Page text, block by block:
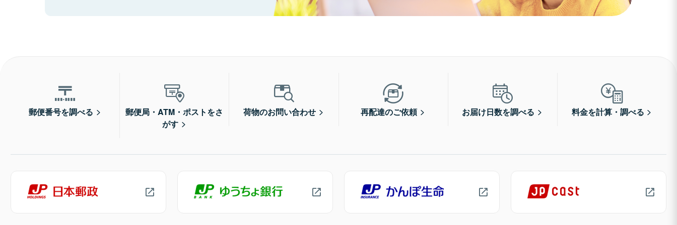
郵便番号を調べる
郵便局・ATM・ポストをさ
がす
荷物のお問い合わせ 再配達のご依頼 お届け日数を調べる 料金を計算・調べる